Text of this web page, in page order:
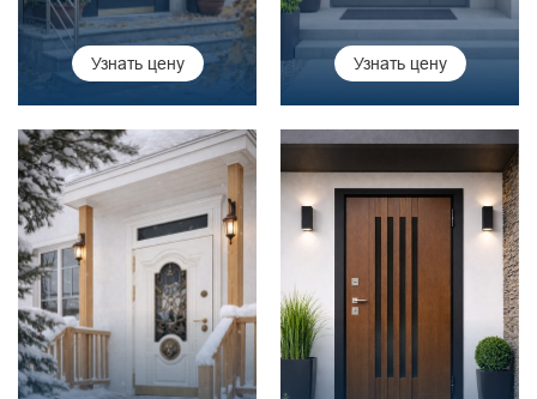
Узнать цену Узнать цену